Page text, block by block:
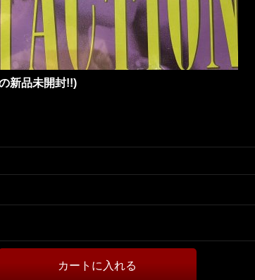
新品未開封!!)